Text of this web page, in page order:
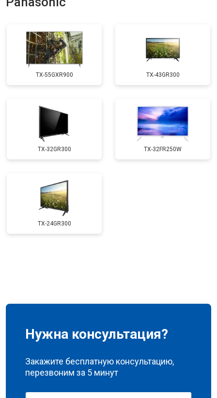
подсветки
TX-55GXR900 TX-43GR300
TX-32GR300 TX-32FR250W
TX-24GR300
Нужна консультация?
Закажите бесплатную консультацию,
перезвоним за 5 минут